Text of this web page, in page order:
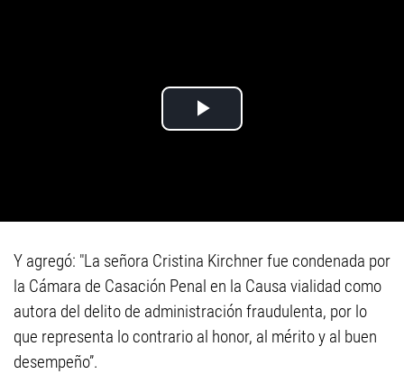
Y agregó: "La señora Cristina Kirchner fue condenada por
la Cámara de Casación Penal en la Causa vialidad como
autora del delito de administración fraudulenta, por lo
que representa lo contrario al honor, al mérito y al buen
desempeño”.